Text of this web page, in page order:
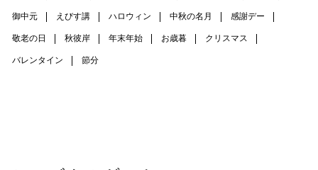
御中元 えびす講 ハロウィン 中秋の名月 感謝デー
敬老の日 秋彼岸 年末年始 お歳暮 クリスマス
バレンタイン 節分